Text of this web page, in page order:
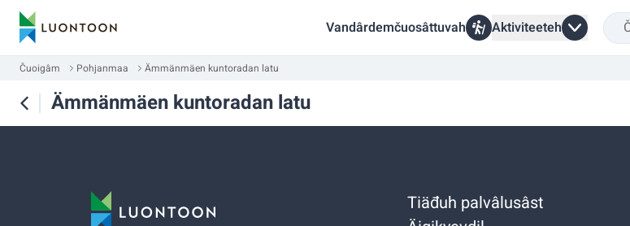
Vandârdemčuosâttuvah Aktiviteeteh
Čuoigâm Pohjanmaa Ämmänmäen kuntoradan latu
Ämmänmäen kuntoradan latu
Tiäđuh palvâlusâst